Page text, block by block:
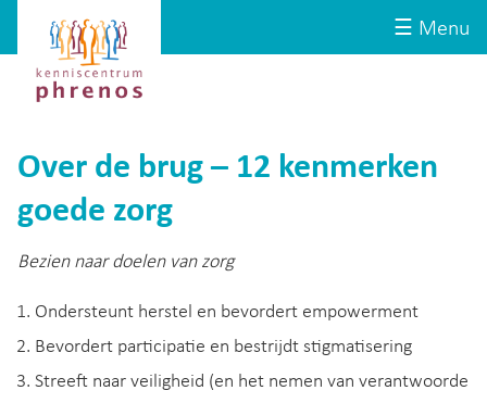
☰ Menu
Kenniscentrum
Phrenos
website
Over de brug – 12 kenmerken
goede zorg
Bezien naar doelen van zorg
Ondersteunt herstel en bevordert empowerment
Bevordert participatie en bestrijdt stigmatisering
Streeft naar veiligheid (en het nemen van verantwoorde